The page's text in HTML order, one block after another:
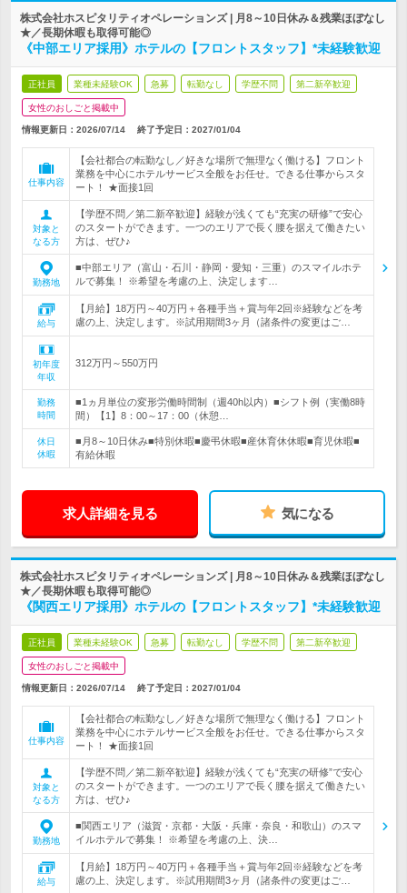
株式会社ホスピタリティオペレーションズ | 月8～10日休み＆残業ほぼなし
★／長期休暇も取得可能◎
《中部エリア採用》ホテルの【フロントスタッフ】*未経験歓迎
正社員 業種未経験OK 急募 転勤なし 学歴不問 第二新卒歓迎
女性のおしごと掲載中
情報更新日：2026/07/14 終了予定日： 2027/01/04
仕事内容
【会社都合の転勤なし／好きな場所で無理なく働ける】フロント
業務を中心にホテルサービス全般をお任せ。できる仕事からスタ
ート！ ★面接1回
対象と
なる方
【学歴不問／第二新卒歓迎】経験が浅くても“充実の研修”で安心
のスタートができます。一つのエリアで長く腰を据えて働きたい
方は、ぜひ♪
勤務地
■中部エリア（富山・石川・静岡・愛知・三重）のスマイルホテ
ルで募集！ ※希望を考慮の上、決定します…
給与
【月給】18万円～40万円＋各種手当＋賞与年2回※経験などを考
慮の上、決定します。※試用期間3ヶ月（諸条件の変更はご…
初年度
年収
312万円～550万円
勤務
時間
■1ヵ月単位の変形労働時間制（週40h以内）■シフト例（実働8時
間）【1】8：00～17：00（休憩…
休日
休暇
■月8～10日休み■特別休暇■慶弔休暇■産休育休休暇■育児休暇■
有給休暇
求人詳細を見る 気になる
株式会社ホスピタリティオペレーションズ | 月8～10日休み＆残業ほぼなし
★／長期休暇も取得可能◎
《関西エリア採用》ホテルの【フロントスタッフ】*未経験歓迎
正社員 業種未経験OK 急募 転勤なし 学歴不問 第二新卒歓迎
女性のおしごと掲載中
情報更新日：2026/07/14 終了予定日： 2027/01/04
仕事内容
【会社都合の転勤なし／好きな場所で無理なく働ける】フロント
業務を中心にホテルサービス全般をお任せ。できる仕事からスタ
ート！ ★面接1回
対象と
なる方
【学歴不問／第二新卒歓迎】経験が浅くても“充実の研修”で安心
のスタートができます。一つのエリアで長く腰を据えて働きたい
方は、ぜひ♪
勤務地
■関西エリア（滋賀・京都・大阪・兵庫・奈良・和歌山）のスマ
イルホテルで募集！ ※希望を考慮の上、決…
給与
【月給】18万円～40万円＋各種手当＋賞与年2回※経験などを考
慮の上、決定します。※試用期間3ヶ月（諸条件の変更はご…